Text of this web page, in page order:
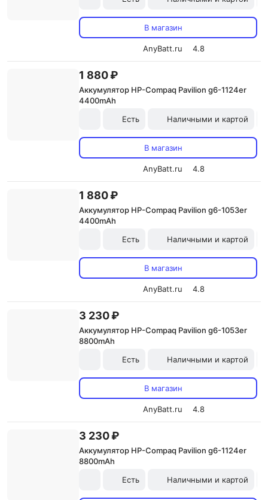
В магазин
AnyBatt.ru 4.8
1 880 ₽
Аккумулятор HP-Compaq Pavilion g6-1124er
4400mAh
Есть
Наличными и картой
В магазин
AnyBatt.ru 4.8
1 880 ₽
Аккумулятор HP-Compaq Pavilion g6-1053er
4400mAh
Есть
Наличными и картой
В магазин
AnyBatt.ru 4.8
3 230 ₽
Аккумулятор HP-Compaq Pavilion g6-1053er
8800mAh
Есть
Наличными и картой
В магазин
AnyBatt.ru 4.8
3 230 ₽
Аккумулятор HP-Compaq Pavilion g6-1124er
8800mAh
Есть
Наличными и картой